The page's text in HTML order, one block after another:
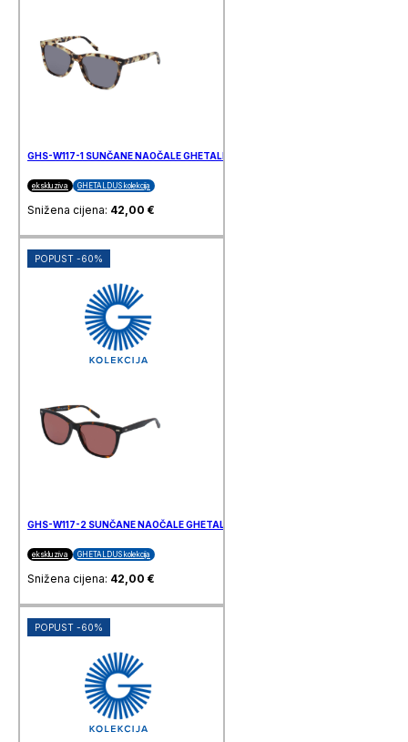
GHS-W117-1 SUNČANE NAOČALE GHETALDUS
ekskluziva GHETALDUS kolekcija
Snižena cijena: 42,00 €
POPUST -60%
GHS-W117-2 SUNČANE NAOČALE GHETALDUS
ekskluziva GHETALDUS kolekcija
Snižena cijena: 42,00 €
POPUST -60%